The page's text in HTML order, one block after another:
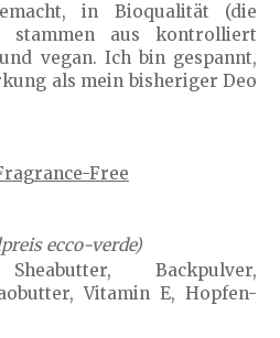
in Bioqualität (die
stammen aus kontrolliert
vegan. Ich bin gespannt,
als mein bisheriger Deo
Free
ecco-verde)
Backpulver,
Vitamin E, Hopfen-